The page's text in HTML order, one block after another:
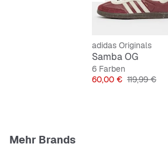
adidas Originals
Samba OG
6 Farben
Preis
60,00 € Originalpreis
119,99 €
Mehr Brands